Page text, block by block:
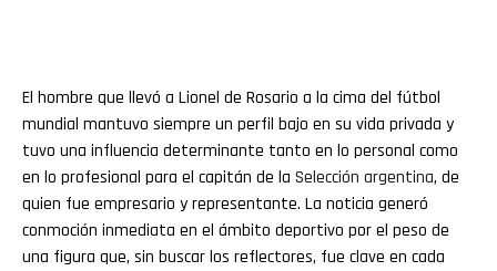
El hombre que llevó a Lionel de Rosario a la cima del fútbol
mundial mantuvo siempre un perfil bajo en su vida privada y
tuvo una influencia determinante tanto en lo personal como
en lo profesional para el capitán de la Selección argentina, de
quien fue empresario y representante. La noticia generó
conmoción inmediata en el ámbito deportivo por el peso de
una figura que, sin buscar los reflectores, fue clave en cada